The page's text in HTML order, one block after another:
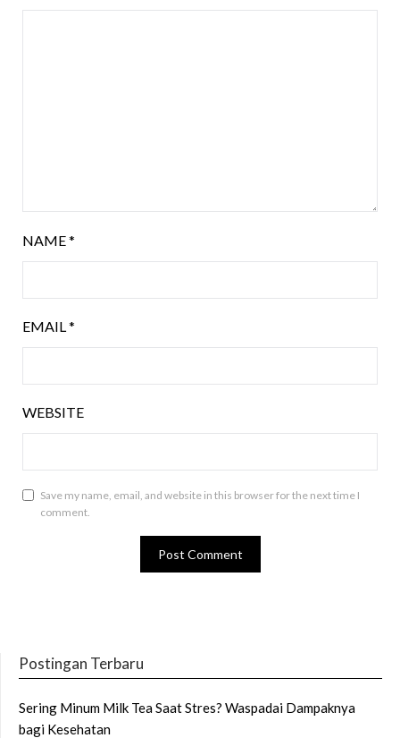
NAME*
EMAIL*
WEBSITE
Save my name, email, and website in this browser for the next time I
comment.
Postingan Terbaru
Sering Minum Milk Tea Saat Stres? Waspadai Dampaknya
bagi Kesehatan